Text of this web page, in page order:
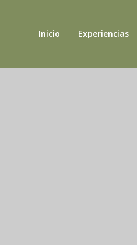
Inicio Experiencias